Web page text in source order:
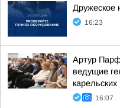
Дружеское
16:23
Артур
ведущие
16:07